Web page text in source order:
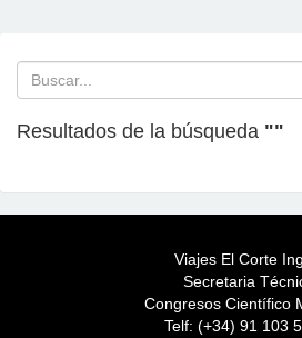
Resultados de la búsqueda ""
Viajes El Corte
Secretaria
Congresos Científico
Telf: (+34) 91 103